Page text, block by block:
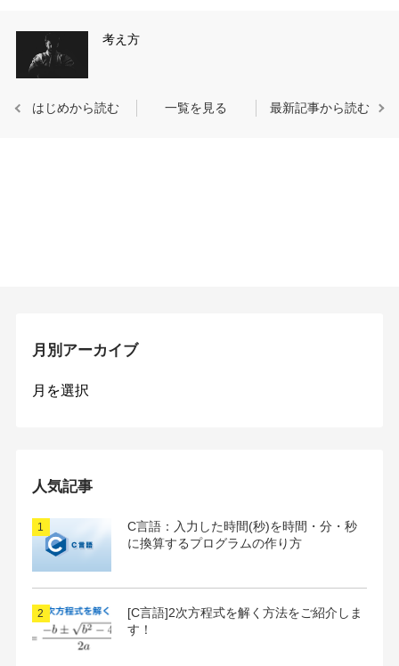
考え方
はじめから読む 一覧を見る 最新記事から読む
月別アーカイブ
月
イ
人気記事
C言語：入力した時間(秒)を時間・分・秒
に換算するプログラムの作り方
[C言語]2次方程式を解く方法をご紹介しま
す！